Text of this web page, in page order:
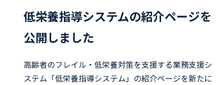
低栄養指導システムの紹介ページを
公開しました
高齢者のフレイル・低栄養対策を支援する業務支援シ
ステム「低栄養指導システム」の紹介ページを新たに